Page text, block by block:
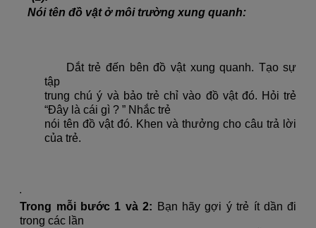
Nói tên đồ vật ở môi trường xung quanh:
Dắt trẻ đến bên đồ vật xung quanh. Tạo sự
tập
trung chú ý và bảo trẻ chỉ vào đồ vật đó. Hỏi trẻ
“Đây là cái gì ? ” Nhắc trẻ
nói tên đồ vật đó. Khen và thưởng cho câu trả lời
của trẻ.
∙
Trong mỗi bước 1 và 2:
Bạn hãy gợi ý trẻ ít dần đi
trong các lần